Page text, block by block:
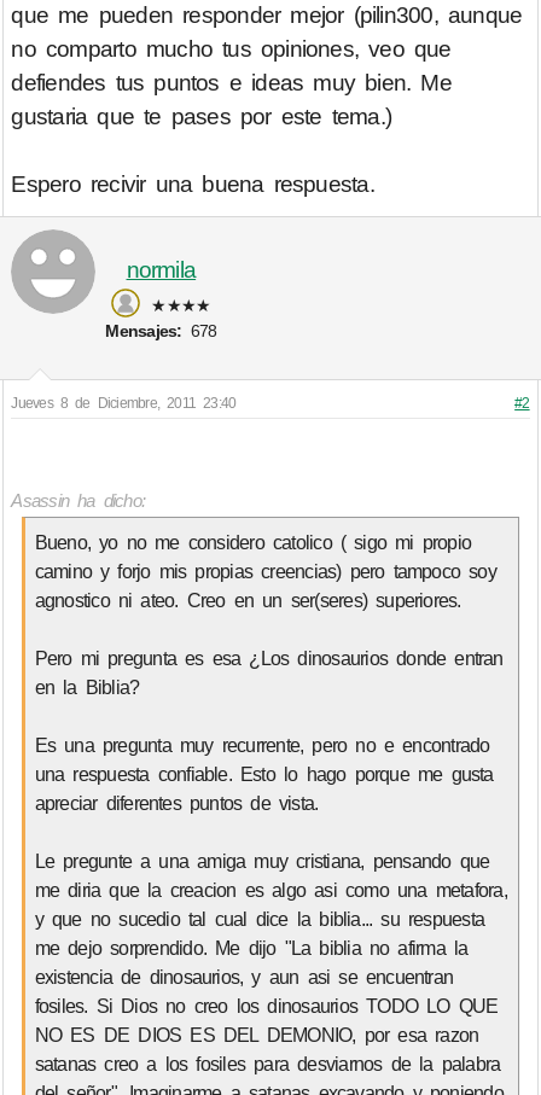
que me pueden responder mejor (pilin300, aunque
no comparto mucho tus opiniones, veo que
defiendes tus puntos e ideas muy bien. Me
gustaria que te pases por este tema.)
Espero recivir una buena respuesta.
normila
★★★★
Mensajes: 678
Jueves 8 de Diciembre, 2011 23:40 #2
Asassin ha dicho:
Bueno, yo no me considero catolico ( sigo mi propio
camino y forjo mis propias creencias) pero tampoco soy
agnostico ni ateo. Creo en un ser(seres) superiores.
Pero mi pregunta es esa ¿Los dinosaurios donde entran
en la Biblia?
Es una pregunta muy recurrente, pero no e encontrado
una respuesta confiable. Esto lo hago porque me gusta
apreciar diferentes puntos de vista.
Le pregunte a una amiga muy cristiana, pensando que
me diria que la creacion es algo asi como una metafora,
y que no sucedio tal cual dice la biblia... su respuesta
me dejo sorprendido. Me dijo "La biblia no afirma la
existencia de dinosaurios, y aun asi se encuentran
fosiles. Si Dios no creo los dinosaurios TODO LO QUE
NO ES DE DIOS ES DEL DEMONIO, por esa razon
satanas creo a los fosiles para desviarnos de la palabra